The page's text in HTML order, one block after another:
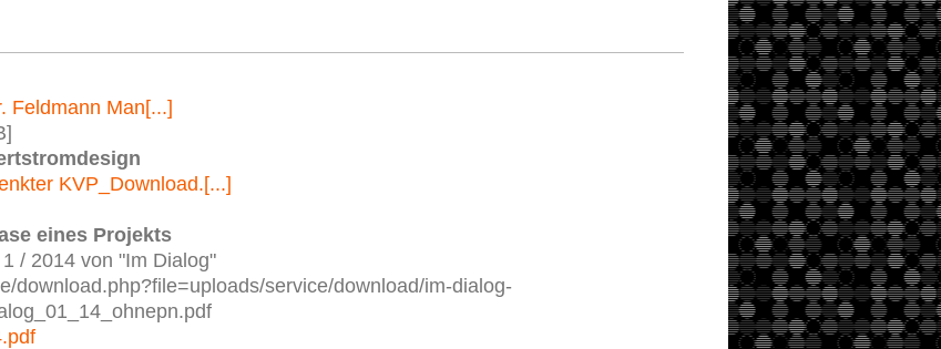
Feldmann Man[...]
KVP_Download.[...]
eines Projekts
/ 2014 von "Im Dialog"
download.php?file=uploads/service/download/im-dialog-